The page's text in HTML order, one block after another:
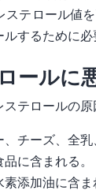
ステロール値
ルするために
ールに
テロールの
チーズ、全
に含まれる。
素添加油に含